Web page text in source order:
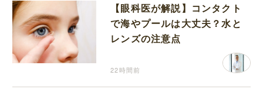
【眼科医が解説】コンタクト
で海やプールは大丈夫？水と
レンズの注意点
22時間前